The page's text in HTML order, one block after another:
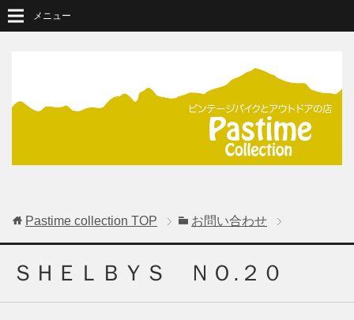
メニュー
Pastime collection TOP お問い合わせ
ＳＨＥＬＢＹＳ ＮＯ.２０